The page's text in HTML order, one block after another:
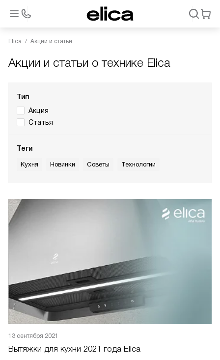
Elica Акции и статьи
Акции и статьи о технике Elica
Тип
Акция
Статья
Теги
Кухня Новинки Советы Технологии
13 сентября 2021
Вытяжки для кухни 2021 года Elica